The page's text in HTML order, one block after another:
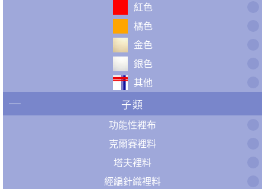
紅色
橘色
金色
銀色
其他
子類
功能性裡布
克爾賽裡料
塔夫裡料
經編針織裡料